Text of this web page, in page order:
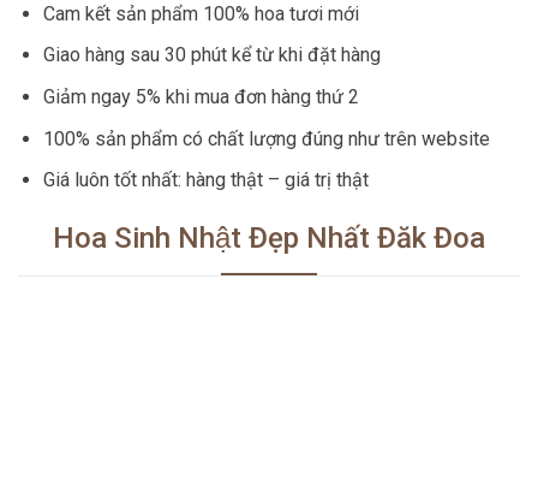
Cam kết sản phẩm 100% hoa tươi mới
Giao hàng sau 30 phút kể từ khi đặt hàng
Giảm ngay 5% khi mua đơn hàng thứ 2
100% sản phẩm có chất lượng đúng như trên website
Giá luôn tốt nhất: hàng thật – giá trị thật
Hoa Sinh Nhật Đẹp Nhất Đăk Đoa